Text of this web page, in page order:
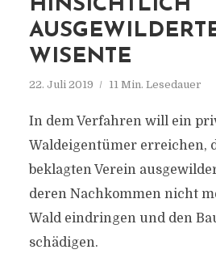
HINSICHTLICH
WISENTE
22. Juli 2019 11 Min. Lesedauer
In dem Verfahren will ein
Waldeigentümer erreichen,
beklagten Verein
deren Nachkommen nicht
Wald eindringen und den
schädigen.